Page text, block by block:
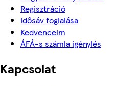
Regisztráció
Idősáv foglalása
Kedvenceim
ÁFÁ-s számla igénylés
Kapcsolat